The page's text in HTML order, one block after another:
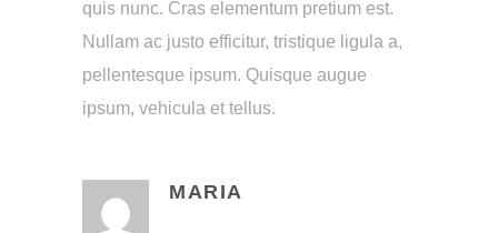
quis nunc. Cras elementum pretium est.
Nullam ac justo efficitur, tristique ligula a,
pellentesque ipsum. Quisque augue
ipsum, vehicula et tellus.
MARIA